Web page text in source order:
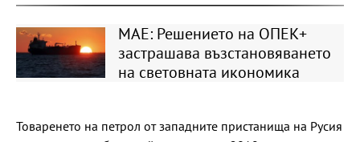
МАЕ: Решението на ОПЕК+
застрашава възстановяването
на световната икономика
Товаренето на петрол от западните пристанища на Русия